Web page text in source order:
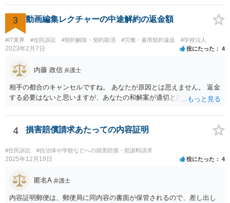
スムースかと思います。
3 動画編集レクチャーの中途解約の返金額
#IT業界 #住民訴訟 #契約解除・契約取消 #労働・雇用契約違反 #学校法人
2023年2月7日 役にたった 4
内藤 政信 弁護士
相手の都合のキャンセルですね。 あなたが原因とは思えません。 返金
する必要はないと思いますが、あなたの和解案が適切と思います。
4 損害賠償請求あたっての内容証明
#住民訴訟 #自治体や学校などへの損害賠償・慰謝料請求
2025年12月19日 役にたった 4
匿名A 弁護士
内容証明郵便は、郵便局に同内容の書面が保管されるので、差し出し